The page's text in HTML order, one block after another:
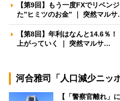
【第9回】もう一度FXでリベ
た”ヒミツのお金” ｜ 突然マル
【第8回】年利はなんと14.6％
上がっていく ｜ 突然マルサ…
河合雅司「人口減少ニッ
【「警察官離れ」